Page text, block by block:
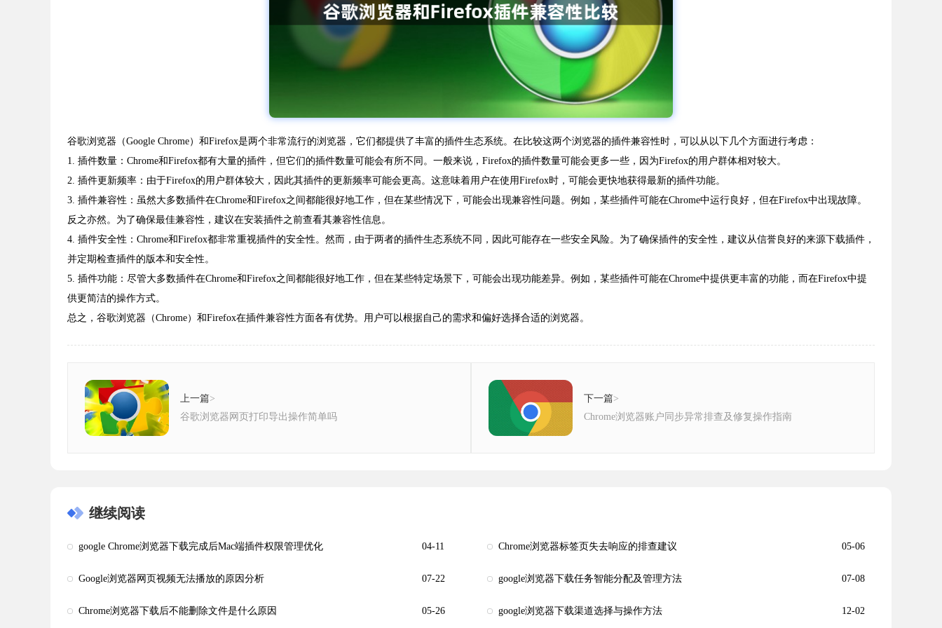
谷歌浏览器（Google Chrome）和Firefox是两个非常流行的浏览器，它们都提供了丰富的插件生态系统。在比较这两个浏览器的插件兼容性时，可以从以下几个方面进行考虑：
1. 插件数量：Chrome和Firefox都有大量的插件，但它们的插件数量可能会有所不同。一般来说，Firefox的插件数量可能会更多一些，因为Firefox的用户群体相对较大。
2. 插件更新频率：由于Firefox的用户群体较大，因此其插件的更新频率可能会更高。这意味着用户在使用Firefox时，可能会更快地获得最新的插件功能。
3. 插件兼容性：虽然大多数插件在Chrome和Firefox之间都能很好地工作，但在某些情况下，可能会出现兼容性问题。例如，某些插件可能在Chrome中运行良好，但在Firefox中出现故障。
反之亦然。为了确保最佳兼容性，建议在安装插件之前查看其兼容性信息。
4. 插件安全性：Chrome和Firefox都非常重视插件的安全性。然而，由于两者的插件生态系统不同，因此可能存在一些安全风险。为了确保插件的安全性，建议从信誉良好的来源下载插件，
并定期检查插件的版本和安全性。
5. 插件功能：尽管大多数插件在Chrome和Firefox之间都能很好地工作，但在某些特定场景下，可能会出现功能差异。例如，某些插件可能在Chrome中提供更丰富的功能，而在Firefox中提
供更简洁的操作方式。
总之，谷歌浏览器（Chrome）和Firefox在插件兼容性方面各有优势。用户可以根据自己的需求和偏好选择合适的浏览器。
上一篇>
谷歌浏览器网页打印导出操作简单吗
下一篇>
Chrome浏览器账户同步异常排查及修复操作指南
继续阅读
google Chrome浏览器下载完成后Mac端插件权限管理优化 04-11 Chrome浏览器标签页失去响应的排查建议 05-06
Google浏览器网页视频无法播放的原因分析 07-22 google浏览器下载任务智能分配及管理方法 07-08
Chrome浏览器下载后不能删除文件是什么原因 05-26 google浏览器下载渠道选择与操作方法 12-02